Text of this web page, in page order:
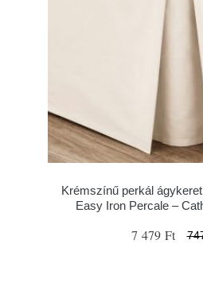
Krémszínű perkál
Easy Iron Percale –
7 479 Ft